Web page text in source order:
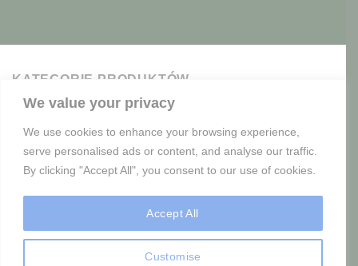
We value your privacy
We use cookies to enhance your browsing experience,
serve personalised ads or content, and analyse our traffic.
By clicking "Accept All", you consent to our use of cookies.
Customise
Accept All
KATEGORIE PRODUKTÓW
Donice Duszki Kwiatowe Elementy Ozdobne Elfy
Figury betonowe skrzatów Fontanny
Gnomy, Smoki, Gargulce
Trolle, Krasnoludy i Orkowie